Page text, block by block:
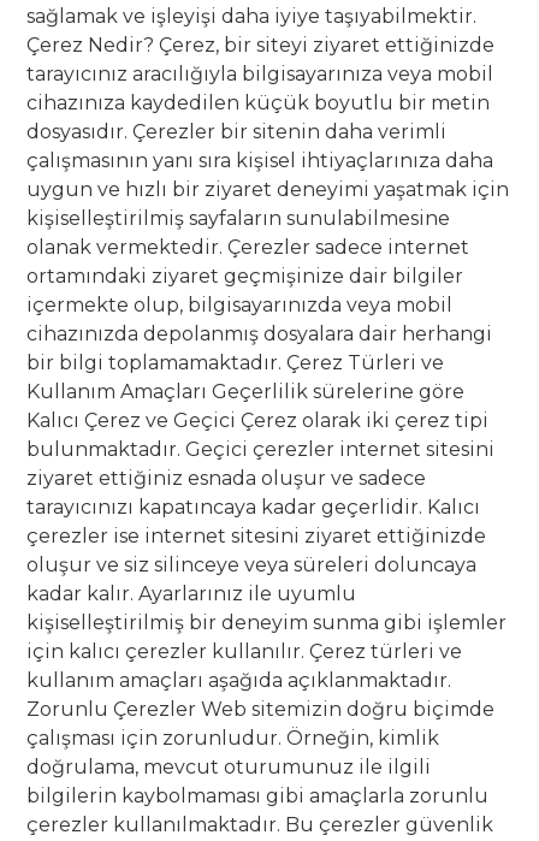
sağlamak ve işleyişi daha iyiye taşıyabilmektir.
Çerez Nedir? Çerez, bir siteyi ziyaret ettiğinizde
tarayıcınız aracılığıyla bilgisayarınıza veya mobil
cihazınıza kaydedilen küçük boyutlu bir metin
dosyasıdır. Çerezler bir sitenin daha verimli
çalışmasının yanı sıra kişisel ihtiyaçlarınıza daha
uygun ve hızlı bir ziyaret deneyimi yaşatmak için
kişiselleştirilmiş sayfaların sunulabilmesine
olanak vermektedir. Çerezler sadece internet
ortamındaki ziyaret geçmişinize dair bilgiler
içermekte olup, bilgisayarınızda veya mobil
cihazınızda depolanmış dosyalara dair herhangi
bir bilgi toplamamaktadır. Çerez Türleri ve
Kullanım Amaçları Geçerlilik sürelerine göre
Kalıcı Çerez ve Geçici Çerez olarak iki çerez tipi
bulunmaktadır. Geçici çerezler internet sitesini
ziyaret ettiğiniz esnada oluşur ve sadece
tarayıcınızı kapatıncaya kadar geçerlidir. Kalıcı
çerezler ise internet sitesini ziyaret ettiğinizde
oluşur ve siz silinceye veya süreleri doluncaya
kadar kalır. Ayarlarınız ile uyumlu
kişiselleştirilmiş bir deneyim sunma gibi işlemler
için kalıcı çerezler kullanılır. Çerez türleri ve
kullanım amaçları aşağıda açıklanmaktadır.
Zorunlu Çerezler Web sitemizin doğru biçimde
çalışması için zorunludur. Örneğin, kimlik
doğrulama, mevcut oturumunuz ile ilgili
bilgilerin kaybolmaması gibi amaçlarla zorunlu
çerezler kullanılmaktadır. Bu çerezler güvenlik